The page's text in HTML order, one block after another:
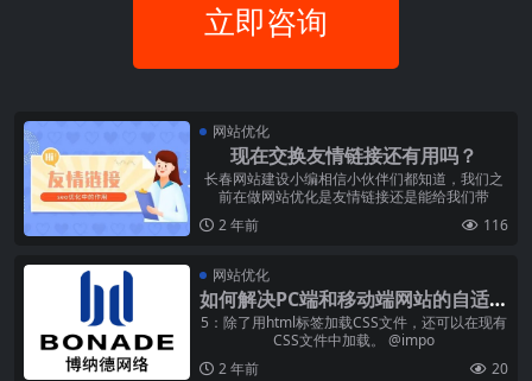
立即咨询
网站优化
现在交换友情链接还有用吗？
长春网站建设小编相信小伙伴们都知道，我们之
前在做网站优化是友情链接还是能给我们带
2 年前
116
网站优化
如何解决PC端和移动端网站的自适应
兼容问题（转载）
5：除了用html标签加载CSS文件，还可以在现有
CSS文件中加载。 @impo
2 年前
20